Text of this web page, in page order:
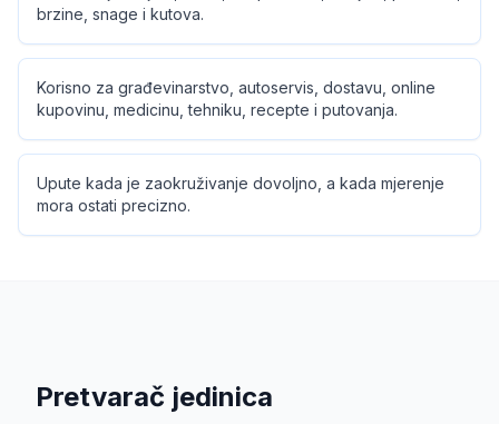
brzine, snage i kutova.
Korisno za građevinarstvo, autoservis, dostavu, online
kupovinu, medicinu, tehniku, recepte i putovanja.
Upute kada je zaokruživanje dovoljno, a kada mjerenje
mora ostati precizno.
Pretvarač jedinica